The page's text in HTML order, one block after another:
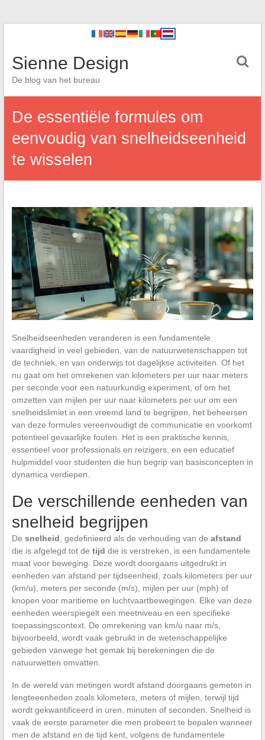
Sienne Design
De blog van het bureau
De essentiële formules om
eenvoudig van snelheidseenheid
te wisselen
Snelheidseenheden veranderen is een fundamentele
vaardigheid in veel gebieden, van de natuurwetenschappen tot
de techniek, en van onderwijs tot dagelijkse activiteiten. Of het
nu gaat om het omrekenen van kilometers per uur naar meters
per seconde voor een natuurkundig experiment, of om het
omzetten van mijlen per uur naar kilometers per uur om een
snelheidslimiet in een vreemd land te begrijpen, het beheersen
van deze formules vereenvoudigt de communicatie en voorkomt
potentieel gevaarlijke fouten. Het is een praktische kennis,
essentieel voor professionals en reizigers, en een educatief
hulpmiddel voor studenten die hun begrip van basisconcepten in
dynamica verdiepen.
De verschillende eenheden van
snelheid begrijpen
De snelheid , gedefinieerd als de verhouding van de afstand
die is afgelegd tot de tijd die is verstreken, is een fundamentele
maat voor beweging. Deze wordt doorgaans uitgedrukt in
eenheden van afstand per tijdseenheid, zoals kilometers per uur
(km/u), meters per seconde (m/s), mijlen per uur (mph) of
knopen voor maritieme en luchtvaartbewegingen. Elke van deze
eenheden weerspiegelt een meetniveau en een specifieke
toepassingscontext. De omrekening van km/u naar m/s,
bijvoorbeeld, wordt vaak gebruikt in de wetenschappelijke
gebieden vanwege het gemak bij berekeningen die de
natuurwetten omvatten.
In de wereld van metingen wordt afstand doorgaans gemeten in
lengteeenheden zoals kilometers, meters of mijlen, terwijl tijd
wordt gekwantificeerd in uren, minuten of seconden. Snelheid is
vaak de eerste parameter die men probeert te bepalen wanneer
men de afstand en de tijd kent, volgens de fundamentele